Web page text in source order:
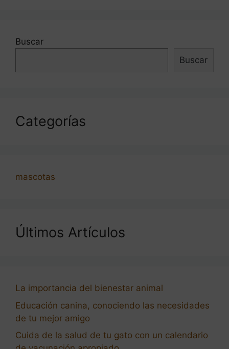
Buscar
Buscar
Categorías
mascotas
Últimos Artículos
La importancia del bienestar animal
Educación canina, conociendo las necesidades
de tu mejor amigo
Cuida de la salud de tu gato con un calendario